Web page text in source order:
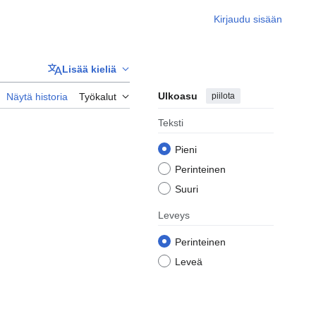
Kirjaudu sisään
Lisää kieliä
Näytä historia Työkalut Ulkoasu piilota
Teksti
Pieni
Perinteinen
Suuri
Leveys
Perinteinen
Leveä